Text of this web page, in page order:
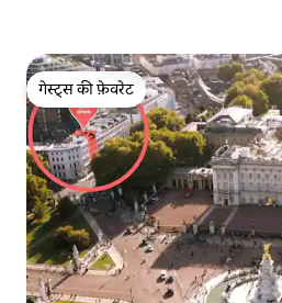
गेस्ट्स की फ़ेवरेट
गेस्ट्स की फ़ेवरेट